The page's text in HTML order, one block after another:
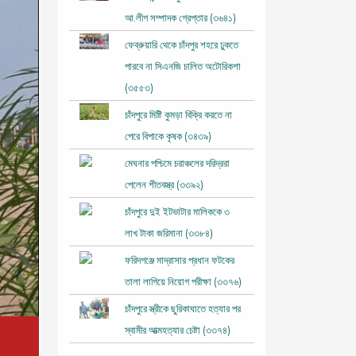
আ.লীগ সম্পাদক গ্রেপ্তার (৩৬৪১)
ফেব্রুয়ারি থেকে চাঁদপুর শহরে ঢুকতে
পারবে না সিএনজি চালিত অটোরিকশা
(৩৫৫৩)
চাঁদপুরে মিষ্টি কুমড়া বিক্রি করতে না
পেরে বিপাকে কৃষক (৩৪৩৯)
মেঘনার পশ্চিমে চরাঞ্চলের দরিদ্ররা
পেলেন শীতবস্ত্র (৩৩৯২)
চাঁদপুরে দুই ইটভাটার মালিককে ৩
লাখ টাকা জরিমানা (৩৩৮৪)
ফরিদগঞ্জে মাদ্রাসার প্রধান ফটকের
তালা লাগিয়ে নিয়োগ পরীক্ষা (৩৩৭৬)
চাঁদপুরে স্ত্রীকে ছুরিকাঘাতে হত্যার পর
স্বামীর আত্মহত্যার চেষ্টা (৩৩৭৪)